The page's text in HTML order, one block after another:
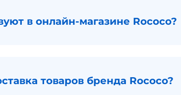
в онлайн-магазине Rococo?
товаров бренда Rococo?